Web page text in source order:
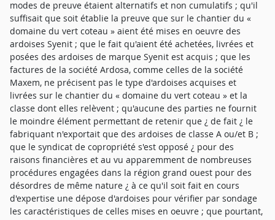
modes de preuve étaient alternatifs et non cumulatifs ; qu'il
suffisait que soit établie la preuve que sur le chantier du «
domaine du vert coteau » aient été mises en oeuvre des
ardoises Syenit ; que le fait qu'aient été achetées, livrées et
posées des ardoises de marque Syenit est acquis ; que les
factures de la société Ardosa, comme celles de la société
Maxem, ne précisent pas le type d'ardoises acquises et
livrées sur le chantier du « domaine du vert coteau » et la
classe dont elles relèvent ; qu'aucune des parties ne fournit
le moindre élément permettant de retenir que ¿ de fait ¿ le
fabriquant n'exportait que des ardoises de classe A ou/et B ;
que le syndicat de copropriété s'est opposé ¿ pour des
raisons financières et au vu apparemment de nombreuses
procédures engagées dans la région grand ouest pour des
désordres de même nature ¿ à ce qu'il soit fait en cours
d'expertise une dépose d'ardoises pour vérifier par sondage
les caractéristiques de celles mises en oeuvre ; que pourtant,